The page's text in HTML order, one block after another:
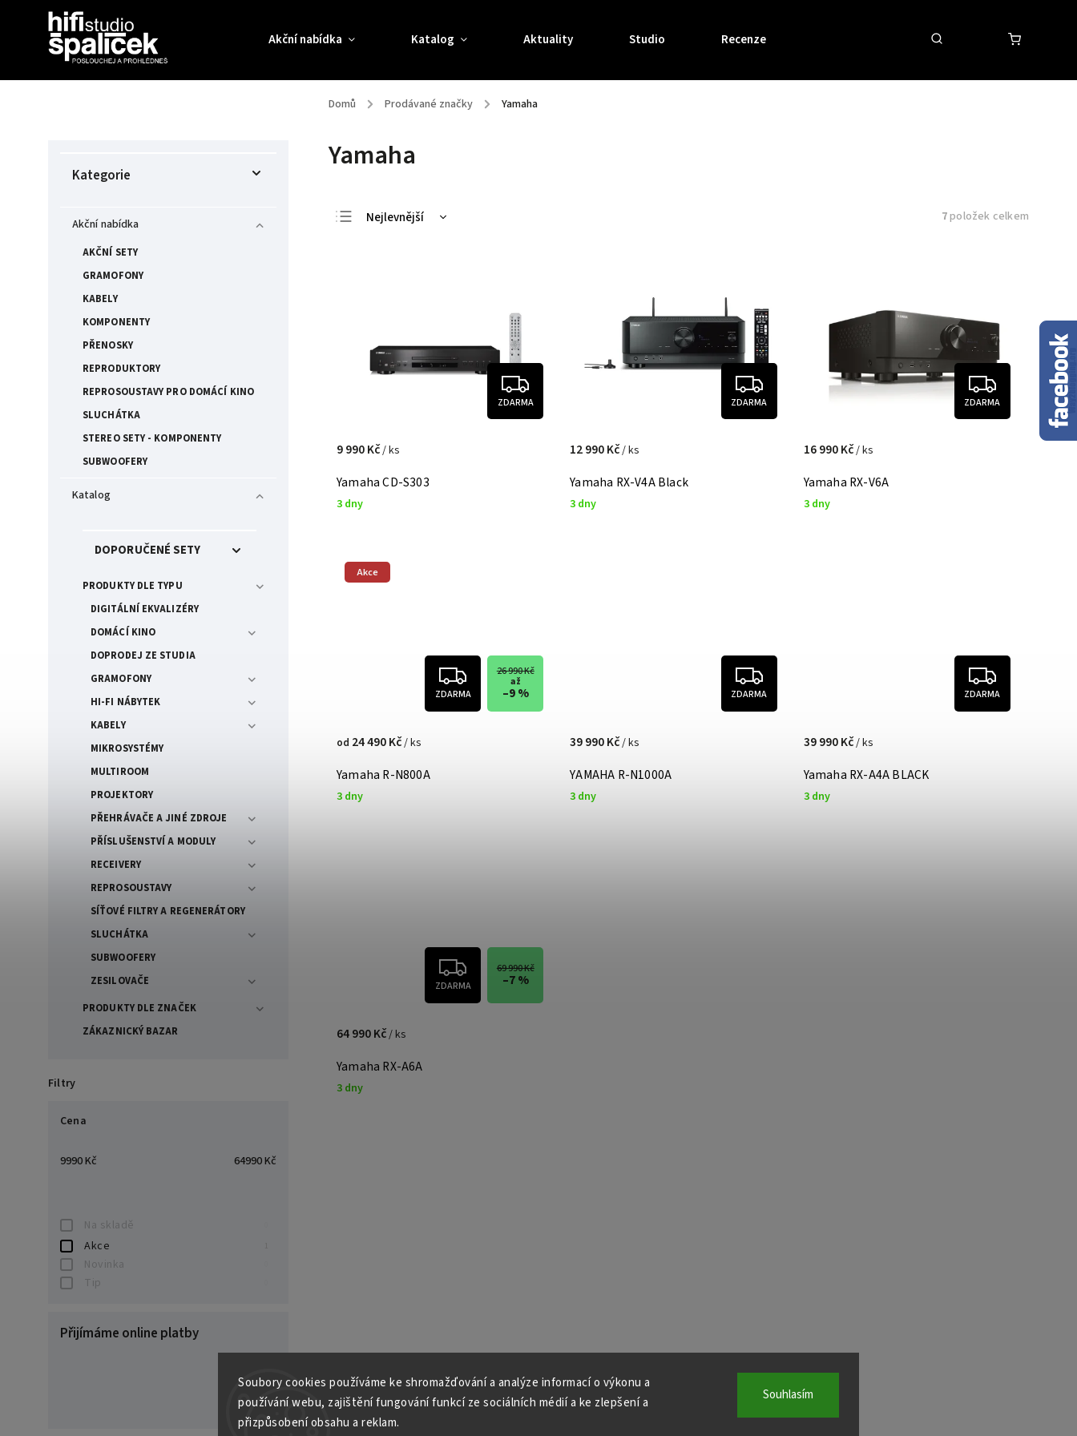
Soubory cookies používáme ke shromažďování a analýze informací o výkonu a
používání webu, zajištění fungování funkcí ze sociálních médií a ke zlepšení a
přizpůsobení obsahu a reklam.
Souhlasím
Akční nabídka Katalog Aktuality Studio Recenze Kontakty
Domů / Prodávané značky / Yamaha
Kategorie
Akční nabídka
AKČNÍ SETY
GRAMOFONY
KABELY
KOMPONENTY
PŘENOSKY
REPRODUKTORY
REPROSOUSTAVY PRO DOMÁCÍ KINO
SLUCHÁTKA
STEREO SETY - KOMPONENTY
SUBWOOFERY
Katalog
DOPORUČENÉ SETY
PRODUKTY DLE TYPU
DIGITÁLNÍ EKVALIZÉRY
DOMÁCÍ KINO
DOPRODEJ ZE STUDIA
GRAMOFONY
HI-FI NÁBYTEK
KABELY
MIKROSYSTÉMY
MULTIROOM
PROJEKTORY
PŘEHRÁVAČE A JINÉ ZDROJE
PŘÍSLUŠENSTVÍ A MODULY
RECEIVERY
REPROSOUSTAVY
SÍŤOVÉ FILTRY A REGENERÁTORY
SLUCHÁTKA
SUBWOOFERY
ZESILOVAČE
PRODUKTY DLE ZNAČEK
ZÁKAZNICKÝ BAZAR
Filtry
Cena
9990Kč 64990Kč
Na skladě
Akce
Novinka
Tip
Přijímáme online platby
Yamaha
Nejlevnější
7položek celkem
ZDARMA
Yamaha CD-S303
3 dny
9 990 Kč/ ks
ZDARMA
Yamaha RX-V4A Black
3 dny
12 990 Kč/ ks
ZDARMA
Yamaha RX-V6A
3 dny
16 990 Kč/ ks
Akce
ZDARMA
26 990 Kč
až
–9 %
Yamaha R-N800A
3 dny
od 24 490 Kč/ ks
ZDARMA
YAMAHA R-N1000A
3 dny
39 990 Kč/ ks
ZDARMA
Yamaha RX-A4A BLACK
3 dny
39 990 Kč/ ks
ZDARMA
69 990 Kč
–7 %
Yamaha RX-A6A
3 dny
64 990 Kč/ ks